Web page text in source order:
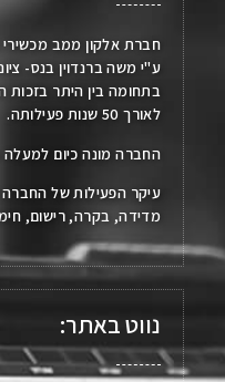
ע"י משה ברנדוין בנס-
בתחומה בין היתר בזכות
לאורך 50 שנות פעילותה.
החברה מונה כיום למעלה מ- 30
עיקר הפעילות של החברה
מדידה, בקרה, רישום,
נווט באתר: